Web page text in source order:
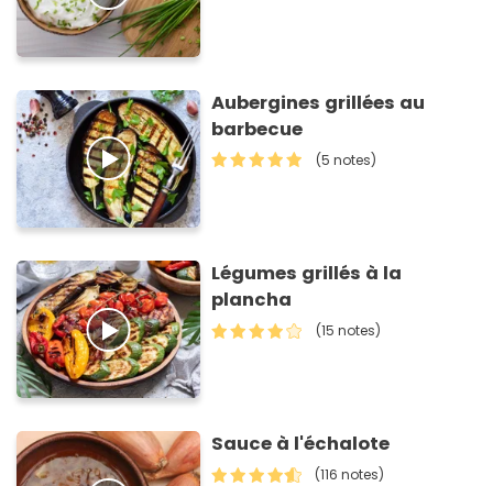
Aubergines grillées au
barbecue
(5 notes)
Légumes grillés à la
plancha
(15 notes)
Sauce à l'échalote
(116 notes)